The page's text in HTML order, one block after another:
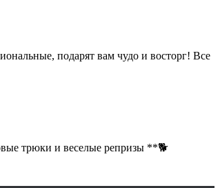
подарят вам чудо и восторг! Все
трюки и веселые репризы **🐕